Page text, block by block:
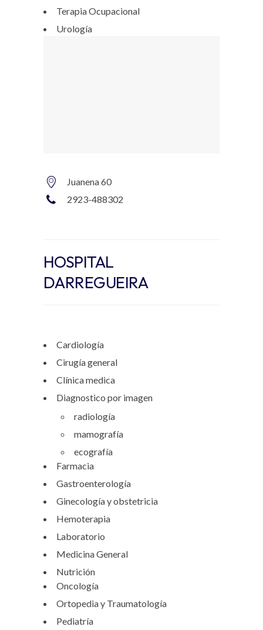
Terapia Ocupacional
Urología
Juanena 60
2923-488302
HOSPITAL
DARREGUEIRA
Cardiología
Cirugía general
Clínica medica
Diagnostico por imagen
radiología
mamografía
ecografía
Farmacia
Gastroenterología
Ginecología y obstetricia
Hemoterapia
Laboratorio
Medicina General
Nutrición
Oncología
Ortopedia y Traumatología
Pediatría